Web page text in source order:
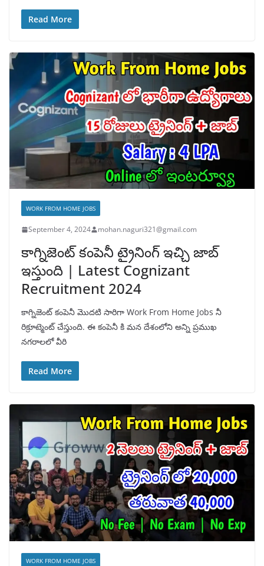
Read More
WORK FROM HOME JOBS
September 4, 2024 mohan.naguri321@gmail.com
కాగ్నిజెంట్ కంపెనీ ట్రైనింగ్ ఇచ్చి జాబ్
ఇస్తుంది | Latest Cognizant
Recruitment 2024
కాగ్నిజెంట్ కంపెనీ మొదటి సారిగా Work From Home Jobs నీ
రిక్రూట్మెంట్ చేస్తుంది. ఈ కంపెనీ కి మన దేశంలోని అన్ని ప్రముఖ
నగరాలలో వీరి
Read More
WORK FROM HOME JOBS